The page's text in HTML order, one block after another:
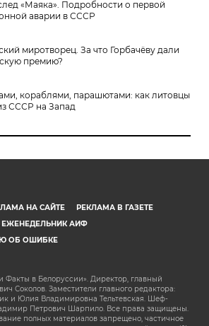
«Маяка». Подробности о первой
аварии в СССР
миротворец. За что Горбачёву дали
премию?
кораблями, парашютами: как литовцы
СССР на Запад
НА САЙТЕ
РЕКЛАМА В ГАЗЕТЕ
АИФ
ОБ ОШИБКЕ
в Белоруссии». Директор, главный
Соколов. Заместители главного редактора:
и Юлия Владимировна Тельтевская. Шеф-
Петрович Шарпило. Все права защищены.
полных материалов запрещено, частичное